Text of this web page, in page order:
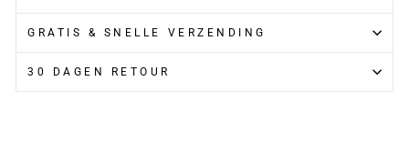
GRATIS & SNELLE VERZENDING
30 DAGEN RETOUR